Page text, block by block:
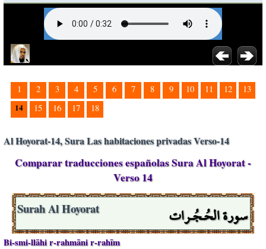
1 2 3 4 5 6 7 8 9 10 11 12 13
14 15 16 17 18
Al Hoyorat-14, Sura Las habitaciones privadas Verso-14
Comparar traducciones españolas Sura Al Hoyorat -
Verso 14
سورة الحُـجُـرات Surah Al Hoyorat
Bi-smi-llāhi r-rahmāni r-rahīm